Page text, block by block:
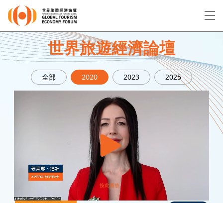
EN 繁 简
關於論壇
世界旅遊經濟論壇
全部 2020 2023 2025